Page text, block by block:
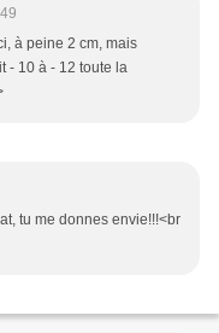
à peine 2 cm, mais
- 10 à - 12 toute la
tu me donnes envie!!!<br